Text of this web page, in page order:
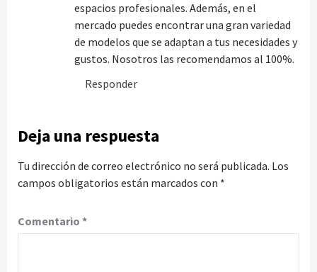
espacios profesionales. Además, en el
mercado puedes encontrar una gran variedad
de modelos que se adaptan a tus necesidades y
gustos. Nosotros las recomendamos al 100%.
Responder
Deja una respuesta
Tu dirección de correo electrónico no será publicada. Los
campos obligatorios están marcados con *
Comentario *